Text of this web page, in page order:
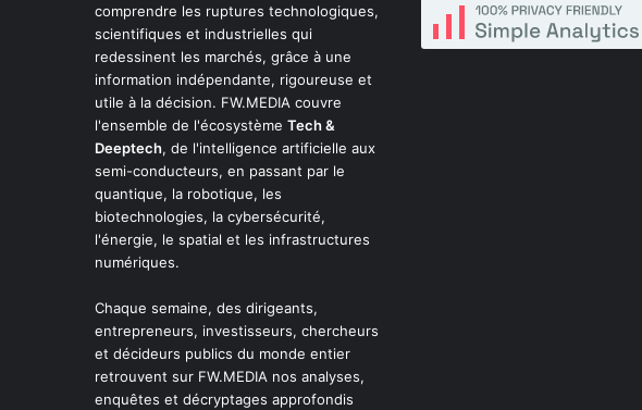
comprendre les ruptures technologiques,
scientifiques et industrielles qui
redessinent les marchés, grâce à une
information indépendante, rigoureuse et
utile à la décision. FW.MEDIA couvre
l'ensemble de l'écosystème Tech &
Deeptech, de l'intelligence artificielle aux
semi-conducteurs, en passant par le
quantique, la robotique, les
biotechnologies, la cybersécurité,
l'énergie, le spatial et les infrastructures
numériques.
Chaque semaine, des dirigeants,
entrepreneurs, investisseurs, chercheurs
et décideurs publics du monde entier
retrouvent sur FW.MEDIA nos analyses,
enquêtes et décryptages approfondis